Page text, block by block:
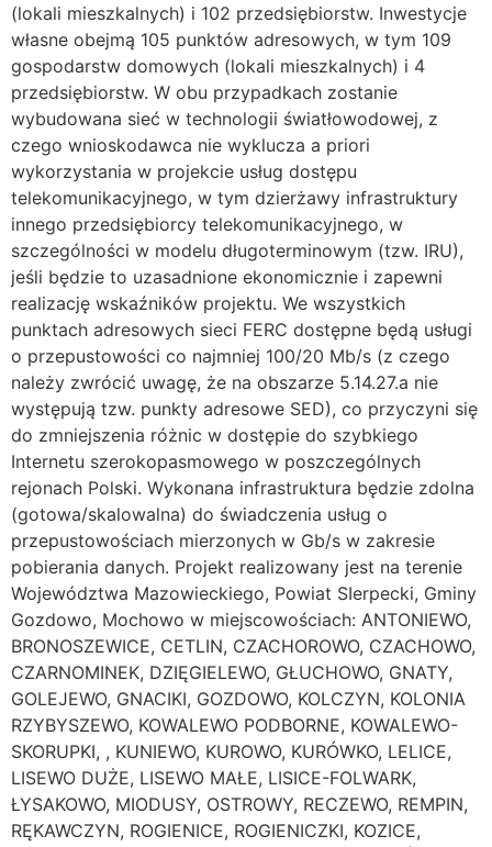
(lokali mieszkalnych) i 102 przedsiębiorstw. Inwestycje
własne obejmą 105 punktów adresowych, w tym 109
gospodarstw domowych (lokali mieszkalnych) i 4
przedsiębiorstw. W obu przypadkach zostanie
wybudowana sieć w technologii światłowodowej, z
czego wnioskodawca nie wyklucza a priori
wykorzystania w projekcie usług dostępu
telekomunikacyjnego, w tym dzierżawy infrastruktury
innego przedsiębiorcy telekomunikacyjnego, w
szczególności w modelu długoterminowym (tzw. IRU),
jeśli będzie to uzasadnione ekonomicznie i zapewni
realizację wskaźników projektu. We wszystkich
punktach adresowych sieci FERC dostępne będą usługi
o przepustowości co najmniej 100/20 Mb/s (z czego
należy zwrócić uwagę, że na obszarze 5.14.27.a nie
występują tzw. punkty adresowe SED), co przyczyni się
do zmniejszenia różnic w dostępie do szybkiego
Internetu szerokopasmowego w poszczególnych
rejonach Polski. Wykonana infrastruktura będzie zdolna
(gotowa/skalowalna) do świadczenia usług o
przepustowościach mierzonych w Gb/s w zakresie
pobierania danych. Projekt realizowany jest na terenie
Województwa Mazowieckiego, Powiat SIerpecki, Gminy
Gozdowo, Mochowo w miejscowościach: ANTONIEWO,
BRONOSZEWICE, CETLIN, CZACHOROWO, CZACHOWO,
CZARNOMINEK, DZIĘGIELEWO, GŁUCHOWO, GNATY,
GOLEJEWO, GNACIKI, GOZDOWO, KOLCZYN, KOLONIA
RZYBYSZEWO, KOWALEWO PODBORNE, KOWALEWO-
SKORUPKI, , KUNIEWO, KUROWO, KURÓWKO, LELICE,
LISEWO DUŻE, LISEWO MAŁE, LISICE-FOLWARK,
ŁYSAKOWO, MIODUSY, OSTROWY, RECZEWO, REMPIN,
RĘKAWCZYN, ROGIENICE, ROGIENICZKI, KOZICE,